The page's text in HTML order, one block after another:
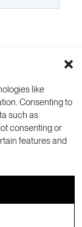
like
Consenting to
such as
consenting or
features and